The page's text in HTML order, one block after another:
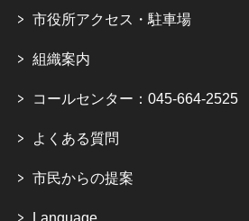
市役所アクセス・駐車場
組織案内
コールセンター：045-664-2525
よくある質問
市民からの提案
Language